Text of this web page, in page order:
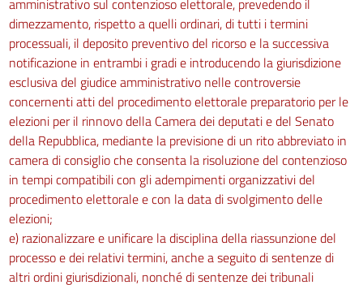
art. 68
art. 69
Titolo IV
Riunione, discussione e decisione dei ricorsi
Capo I
Riunione dei ricorsi
art. 70
Capo II
Discussione
art. 71
art. 71 bis
art. 72
art. 72 bis
amministrativo sul contenzioso elettorale, prevedendo il
dimezzamento, rispetto a quelli ordinari, di tutti i termini
processuali, il deposito preventivo del ricorso e la successiva
notificazione in entrambi i gradi e introducendo la giurisdizione
esclusiva del giudice amministrativo nelle controversie
concernenti atti del procedimento elettorale preparatorio per le
elezioni per il rinnovo della Camera dei deputati e del Senato
della Repubblica, mediante la previsione di un rito abbreviato in
camera di consiglio che consenta la risoluzione del contenzioso
in tempi compatibili con gli adempimenti organizzativi del
procedimento elettorale e con la data di svolgimento delle
elezioni;
e) razionalizzare e unificare la disciplina della riassunzione del
processo e dei relativi termini, anche a seguito di sentenze di
altri ordini giurisdizionali, nonché di sentenze dei tribunali